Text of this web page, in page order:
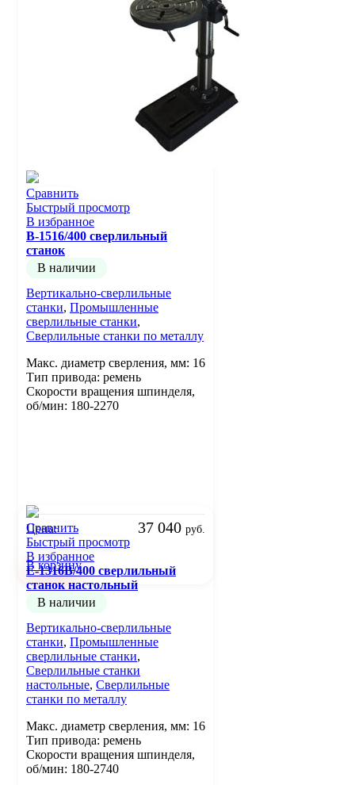
Сравнить
Быстрый просмотр
В избранное
B-1516/400 сверлильный
станок
В наличии
Вертикально-сверлильные
станки, Промышленные
сверлильные станки,
Сверлильные станки по металлу
Цена: 37 040 руб.
Макс. диаметр сверления, мм: 16
Тип привода: ремень
Скорости вращения шпинделя,
об/мин: 180-2270
В корзину
Сравнить
Быстрый просмотр
В избранное
E-1316B/400 сверлильный
станок настольный
В наличии
Вертикально-сверлильные
станки, Промышленные
сверлильные станки,
Сверлильные станки
настольные, Сверлильные
станки по металлу
Макс. диаметр сверления, мм: 16
Тип привода: ремень
Скорости вращения шпинделя,
об/мин: 180-2740